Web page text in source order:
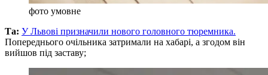
фото умовне
Та: У Львові призначили нового головного тюремника.
Попереднього очільника затримали на хабарі, а згодом він
вийшов під заставу;